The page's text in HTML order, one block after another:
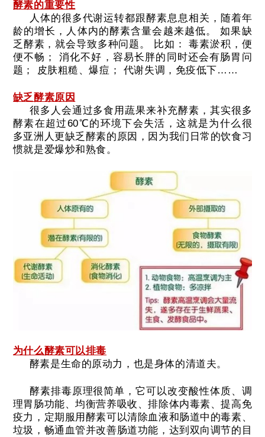
酵素的重要性
人体的很多代谢运转都跟酵素息息相关，随着年
龄的增长，人体内的酵素含量会越来越低。
如果缺
乏酵素，就会导致多种问题。
比如：
毒素淤积，便
便不畅；
消化不好，容易长胖的同时还会有肠胃问
题；
皮肤粗糙、爆痘； 代谢失调，免疫低下……
缺乏酵素原因
很多人会通过多食用蔬果来补充酵素，其实很多
酵素在超过60℃的环境下会失活，这就是为什么很
多亚洲人更缺乏酵素的原因，因为我们日常的饮食习
惯就是爱爆炒和熟食。
为什么酵素可以排毒
酵素是生命的原动力，也是身体的清道夫。
酵素排毒原理很简单，它可以改变酸性体质、调
理胃肠功能、均衡营养吸收、排除体内毒素、提高免
疫力，定期服用酵素可以清除血液和肠道中的毒素、
垃圾，畅通血管并改善肠道功能，达到双向调节的目